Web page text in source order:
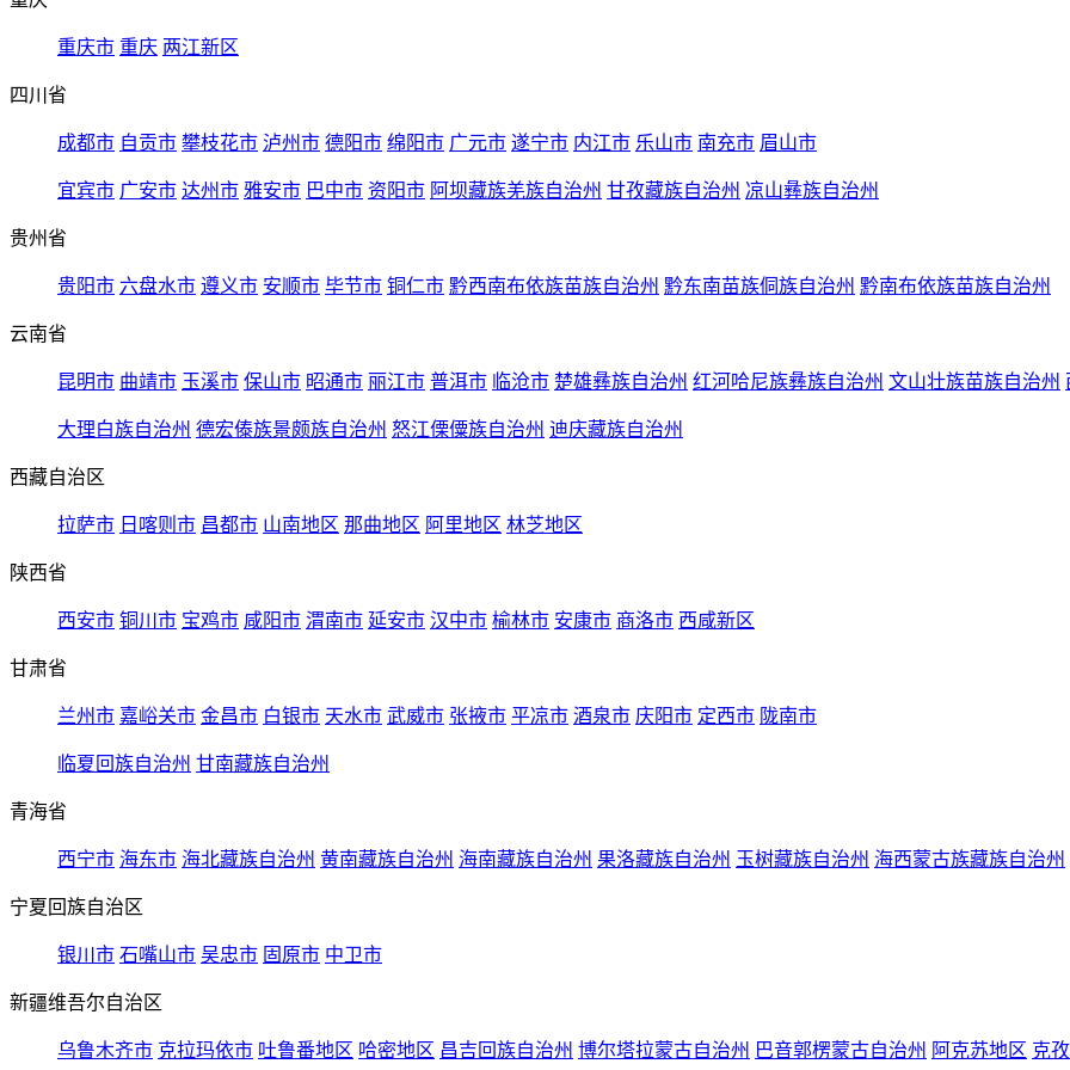
重庆市 重庆 两江新区
四川省
成都市 自贡市 攀枝花市 泸州市 德阳市 绵阳市 广元市 遂宁市 内江市 乐山市 南充市 眉山市
宜宾市 广安市 达州市 雅安市 巴中市 资阳市 阿坝藏族羌族自治州 甘孜藏族自治州 凉山彝族自治州
贵州省
贵阳市 六盘水市 遵义市 安顺市 毕节市 铜仁市 黔西南布依族苗族自治州 黔东南苗族侗族自治州 黔南布依族苗族自治州
云南省
昆明市 曲靖市 玉溪市 保山市 昭通市 丽江市 普洱市 临沧市 楚雄彝族自治州 红河哈尼族彝族自治州 文山壮族苗族自治州
大理白族自治州 德宏傣族景颇族自治州 怒江傈僳族自治州 迪庆藏族自治州
西藏自治区
拉萨市 日喀则市 昌都市 山南地区 那曲地区 阿里地区 林芝地区
陕西省
西安市 铜川市 宝鸡市 咸阳市 渭南市 延安市 汉中市 榆林市 安康市 商洛市 西咸新区
甘肃省
兰州市 嘉峪关市 金昌市 白银市 天水市 武威市 张掖市 平凉市 酒泉市 庆阳市 定西市 陇南市
临夏回族自治州 甘南藏族自治州
青海省
西宁市 海东市 海北藏族自治州 黄南藏族自治州 海南藏族自治州 果洛藏族自治州 玉树藏族自治州 海西蒙古族藏族自治州
宁夏回族自治区
银川市 石嘴山市 吴忠市 固原市 中卫市
新疆维吾尔自治区
乌鲁木齐市 克拉玛依市 吐鲁番地区 哈密地区 昌吉回族自治州 博尔塔拉蒙古自治州 巴音郭楞蒙古自治州 阿克苏地区 克